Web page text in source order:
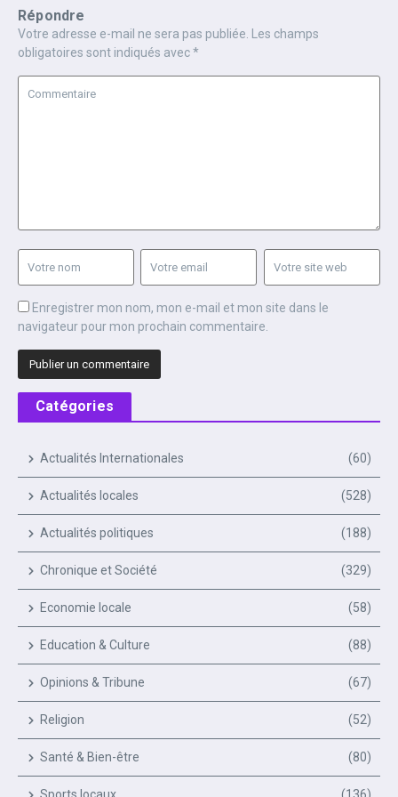
Répondre
Votre adresse e-mail ne sera pas publiée.
Les champs
obligatoires sont indiqués avec*
Enregistrer mon nom, mon e-mail et mon site dans le
navigateur pour mon prochain commentaire.
Catégories
Actualités Internationales (60)
Actualités locales (528)
Actualités politiques (188)
Chronique et Société (329)
Economie locale (58)
Education & Culture (88)
Opinions & Tribune (67)
Religion (52)
Santé & Bien-être (80)